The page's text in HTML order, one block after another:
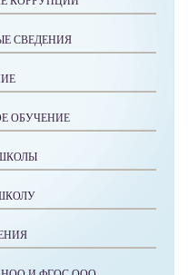
СВЕДЕНИЯ
ОБУЧЕНИЕ